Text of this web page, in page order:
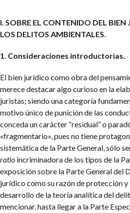
I. SOBRE EL CONTENIDO DEL BIEN
LOS DELITOS AMBIENTALES.
1. Consideraciones introductorias.
El bien jurídico como obra del
merece destacar algo curioso en la
juristas; siendo una categoría
motivo único de punición de las
conceda un carácter “residual” o
«fragmentario», pues no tiene
sistemática de la Parte General, sólo
ratio incriminadora de los tipos de la
exposición sobre la Parte General del
jurídico como su razón de protección y
desarrollo de la teoría analítica del
mencionar, hasta llegar a la Parte